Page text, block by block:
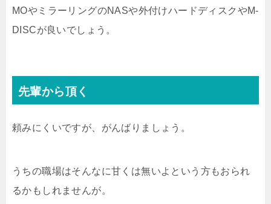
MOやミラーリングのNASや外付けハードディスクやM-
DISCが良いでしょう。
先輩から頂く
頼みにくいですが、がんばりましょう。
うちの職場はそんなに甘くは無いよという方もおられ
るかもしれませんが。